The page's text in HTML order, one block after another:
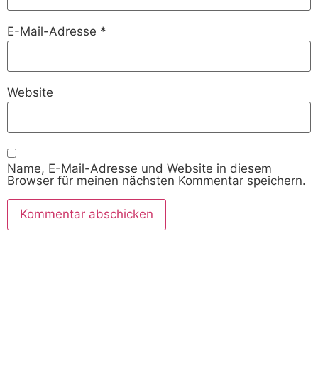
E-Mail-Adresse *
Website
Name, E-Mail-Adresse und Website in diesem
Browser für meinen nächsten Kommentar speichern.